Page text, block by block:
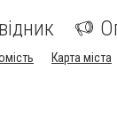
Карта міста